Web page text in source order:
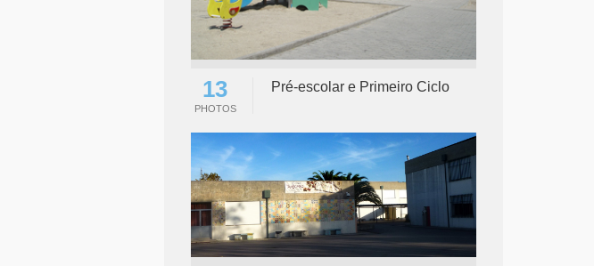
13
PHOTOS
Pré-escolar e Primeiro Ciclo